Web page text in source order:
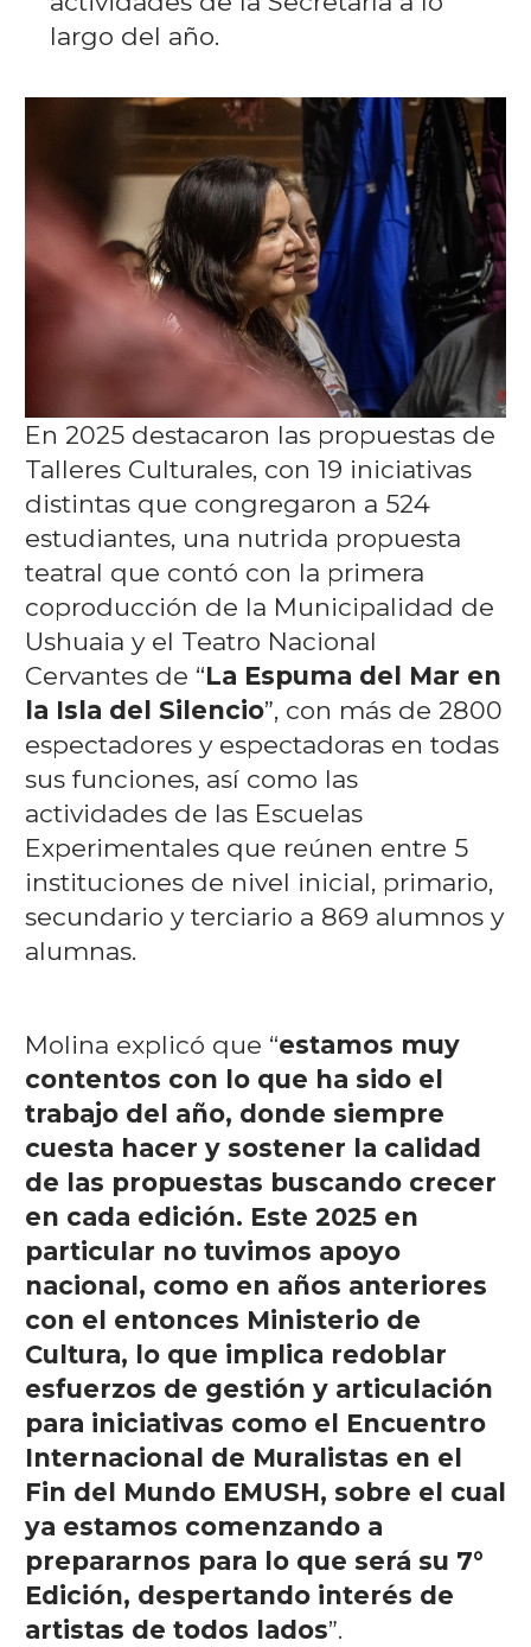
largo del año.
En 2025 destacaron las propuestas de
Talleres Culturales, con 19 iniciativas
distintas que congregaron a 524
estudiantes, una nutrida propuesta
teatral que contó con la primera
coproducción de la Municipalidad de
Ushuaia y el Teatro Nacional
Cervantes de “La Espuma del Mar en
la Isla del Silencio”, con más de 2800
espectadores y espectadoras en todas
sus funciones, así como las
actividades de las Escuelas
Experimentales que reúnen entre 5
instituciones de nivel inicial, primario,
secundario y terciario a 869 alumnos y
alumnas.
Molina explicó que “estamos muy
contentos con lo que ha sido el
trabajo del año, donde siempre
cuesta hacer y sostener la calidad
de las propuestas buscando crecer
en cada edición. Este 2025 en
particular no tuvimos apoyo
nacional, como en años anteriores
con el entonces Ministerio de
Cultura, lo que implica redoblar
esfuerzos de gestión y articulación
para iniciativas como el Encuentro
Internacional de Muralistas en el
Fin del Mundo EMUSH, sobre el cual
ya estamos comenzando a
prepararnos para lo que será su 7°
Edición, despertando interés de
artistas de todos lados”.